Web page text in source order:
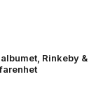
Rinkeby &